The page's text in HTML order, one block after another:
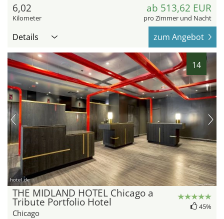
6,02
Kilometer
ab 513,62 EUR
pro Zimmer und Nacht
Details zum Angebot
14
hotel.de
THE MIDLAND HOTEL Chicago a
Tribute Portfolio Hotel
Chicago
45%